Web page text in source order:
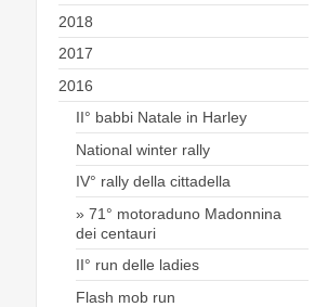
2018
2017
2016
II° babbi Natale in Harley
National winter rally
IV° rally della cittadella
71° motoraduno Madonnina
dei centauri
II° run delle ladies
Flash mob run